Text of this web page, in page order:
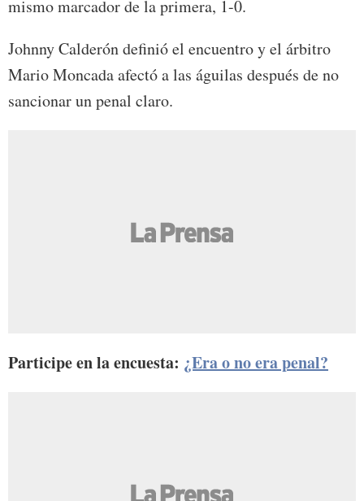
mismo marcador de la primera, 1-0.
Johnny Calderón definió el encuentro y el árbitro
Mario Moncada afectó a las águilas después de no
sancionar un penal claro.
Participe en la encuesta: ¿Era o no era penal?